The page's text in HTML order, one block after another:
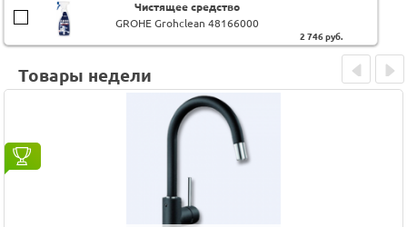
Чистящее средство
GROHE Grohclean 48166000
2 746руб.
Товары недели
Prev Next